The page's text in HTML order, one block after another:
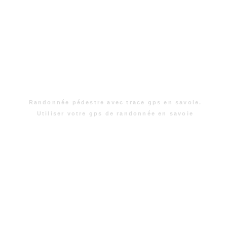
Randonnée pédestre avec trace gps en savoie.
Utiliser votre gps de randonnée en savoie